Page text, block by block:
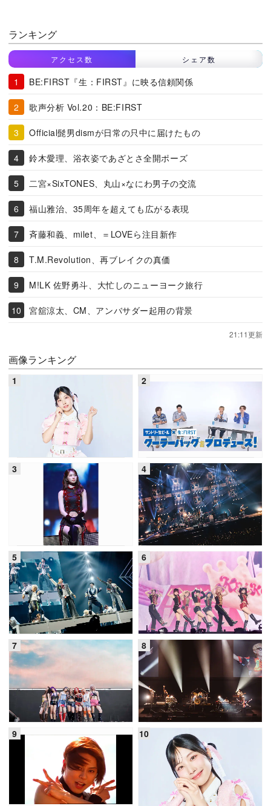
ランキング
アクセス数 シェア数
BE:FIRST『生：FIRST』に映る信頼関係
歌声分析 Vol.20：BE:FIRST
Official髭男dismが日常の只中に届けたもの
鈴木愛理、浴衣姿であざとさ全開ポーズ
二宮×SixTONES、丸山×なにわ男子の交流
福山雅治、35周年を超えても広がる表現
斉藤和義、milet、＝LOVEら注目新作
T.M.Revolution、再ブレイクの真価
M!LK 佐野勇斗、大忙しのニューヨーク旅行
宮舘涼太、CM、アンバサダー起用の背景
21:11更新
画像ランキング